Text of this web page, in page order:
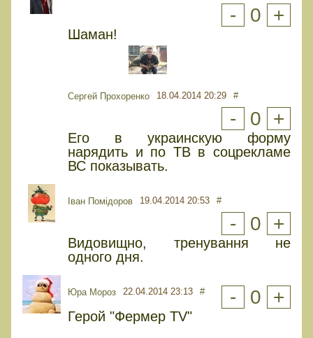
- 0 +
Шаман!
Сергей Прохоренко 18.04.2014 20:29 #
- 0 +
Его в украинскую форму
нарядить и по ТВ в соцрекламе
ВС показывать.
Іван Помідоров 19.04.2014 20:53 #
- 0 +
Видовищно, тренування не
одного дня.
Юра Мороз 22.04.2014 23:13 # - 0 +
Герой "Фермер TV"